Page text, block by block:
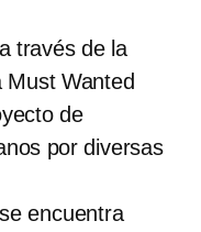
través de la
Wanted
de
por diversas
encuentra